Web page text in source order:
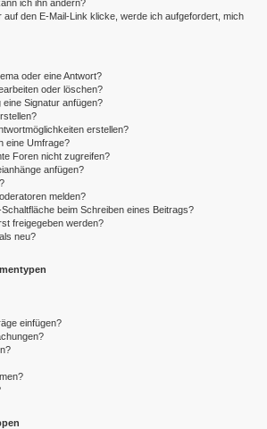
ich ihn ändern?
auf den E-Mail-Link klicke, werde ich aufgefordert, mich
oder eine Antwort?
oder löschen?
Signatur anfügen?
erstellen?
eine Umfrage?
Foren nicht zugreifen?
anfügen?
melden?
beim Schreiben eines Beitrags?
freigegeben werden?
neu?
einfügen?